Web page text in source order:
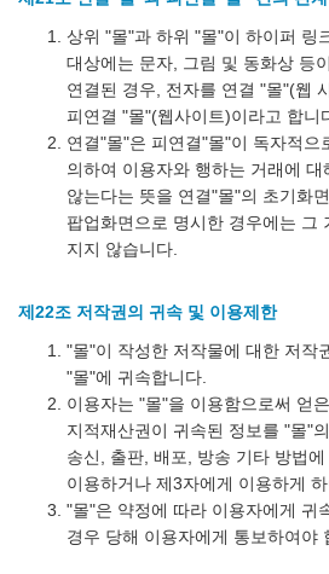
상위 "몰"과 하위 "몰"이 하이퍼 링
대상에는 문자, 그림 및 동화상 등
연결된 경우, 전자를 연결 "몰"(웹
피연결 "몰"(웹사이트)이라고 합니
연결"몰"은 피연결"몰"이 독자적으
의하여 이용자와 행하는 거래에 대
않는다는 뜻을 연결"몰"의 초기화
팝업화면으로 명시한 경우에는 그
지지 않습니다.
제22조 저작권의 귀속 및 이용제한
"몰"이 작성한 저작물에 대한 저작
"몰"에 귀속합니다.
이용자는 "몰"을 이용함으로써 얻
지적재산권이 귀속된 정보를 "몰"
송신, 출판, 배포, 방송 기타 방법
이용하거나 제3자에게 이용하게
"몰"은 약정에 따라 이용자에게 귀
경우 당해 이용자에게 통보하여야